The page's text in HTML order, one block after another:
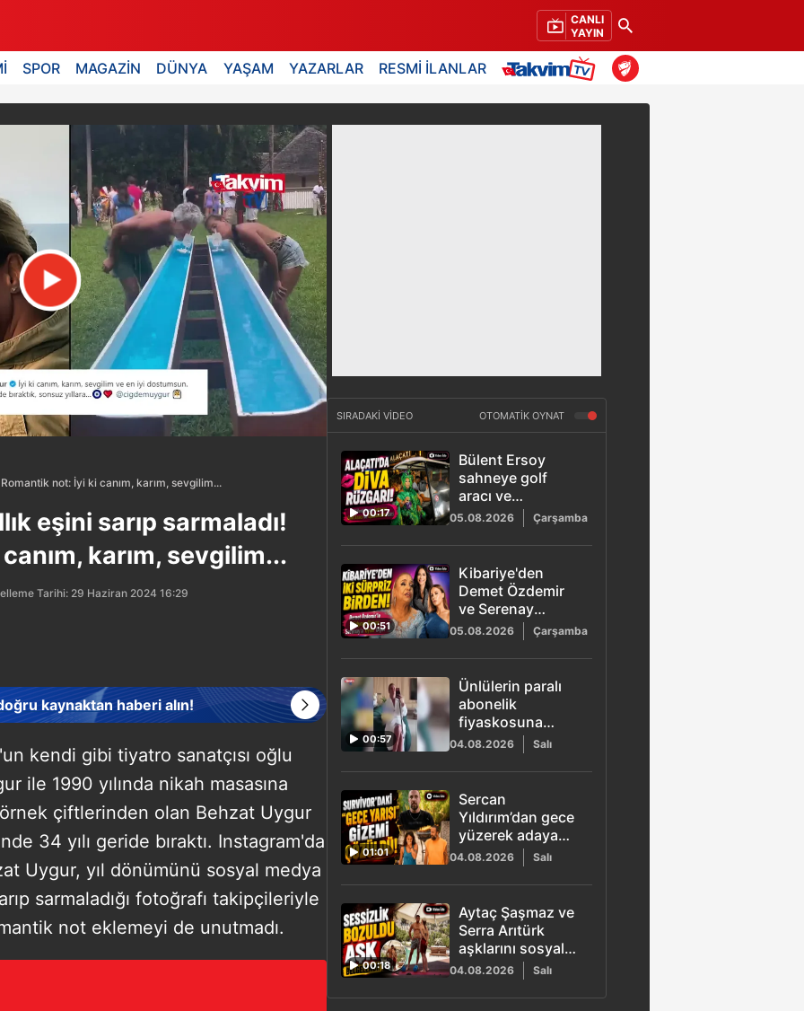
CANLI
YAYIN
SPOR MAGAZİN DÜNYA YAŞAM YAZARLAR RESMİ İLANLAR
not: İyi ki canım, karım, sevgilim...
eşini sarıp sarmaladı!
karım, sevgilim...
Tarihi: 29 Haziran 2024 16:29
kaynaktan haberi alın!
kendi gibi tiyatro sanatçısı oğlu
ile 1990 yılında nikah masasına
çiftlerinden olan Behzat Uygur
34 yılı geride bıraktı. Instagram'da
Uygur, yıl dönümünü sosyal medya
sarmaladığı fotoğrafı takipçileriyle
not eklemeyi de unutmadı.
SIRADAKİ VİDEO OTOMATİK OYNAT
00:17
Bülent Ersoy
sahneye golf
aracı ve
öpücüklerle gitti
05.08.2026 Çarşamba
00:51
Kibariye'den
Demet Özdemir
ve Serenay
Sarıkaya sürprizi
05.08.2026 Çarşamba
00:57
Ünlülerin paralı
abonelik
fiyaskosuna
Gülben Ergen de
katıldı: 'Özel
içerik' videolarına
tepki yağdı
04.08.2026 Salı
01:01
Sercan
Yıldırım’dan gece
yüzerek adaya
gelen Beyza
açıklama
04.08.2026 Salı
00:18
Aytaç Şaşmaz ve
Serra Arıtürk
aşklarını sosyal
medyada ilan etti
04.08.2026 Salı